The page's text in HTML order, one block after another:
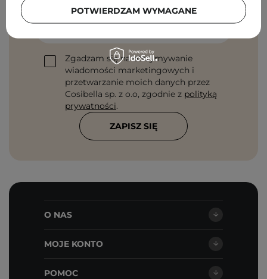
Zgadzam się na otrzymywanie
wiadomości marketingowych i
przetwarzanie moich danych przez
Cosibella sp. z o.o, zgodnie z polityką
prywatności.
ZAPISZ SIĘ
O NAS
MOJE KONTO
POMOC
POTWIERDZAM WYMAGANE